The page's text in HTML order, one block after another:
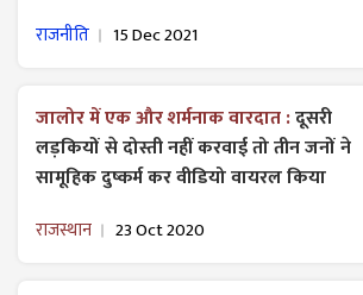
राजनीति 15 Dec 2021
जालोर में एक और शर्मनाक वारदात :दूसरी
लड़कियों से दोस्ती नहीं करवाई तो तीन जनों ने
सामूहिक दुष्कर्म कर वीडियो वायरल किया
राजस्थान 23 Oct 2020